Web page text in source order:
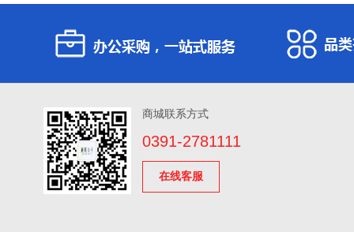
商城联系方式
0391-2781111
在线客服